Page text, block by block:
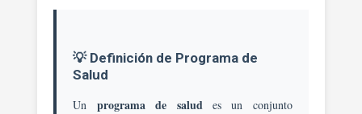
💡 Definición de Programa de
Salud
Un programa de saludes un conjunto